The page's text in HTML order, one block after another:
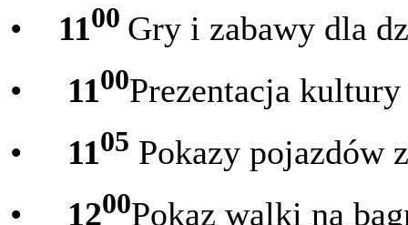
• 1100 Gry i zabawy dla
• 1100Prezentacja
• 1105 Pokazy pojazdów
• 1200Pokaz walki na